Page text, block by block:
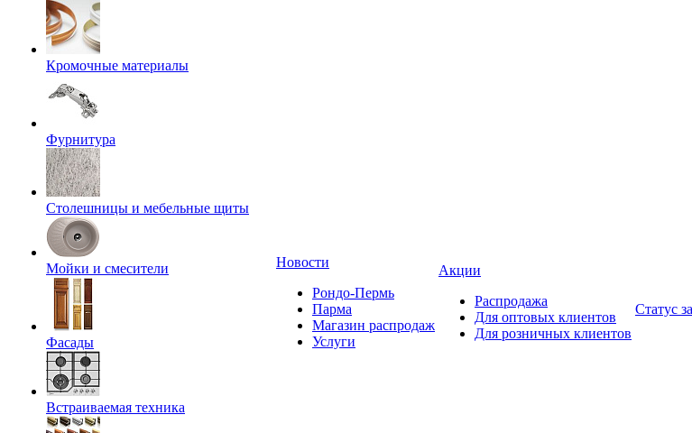
Кромочные материалы
Фурнитура
Столешницы и мебельные щиты
Мойки и смесители
Фасады
Встраиваемая техника
Новости
Рондо-Пермь
Парма
Магазин распродаж
Услуги
Акции
Распродажа
Для оптовых клиентов
Для розничных клиентов
Статус